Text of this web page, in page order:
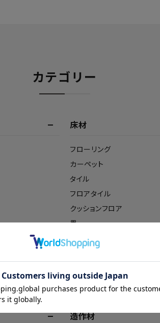
カテゴリー
床材
フローリング
カーペット
タイル
フロアタイル
クッションフロア
畳
造作材